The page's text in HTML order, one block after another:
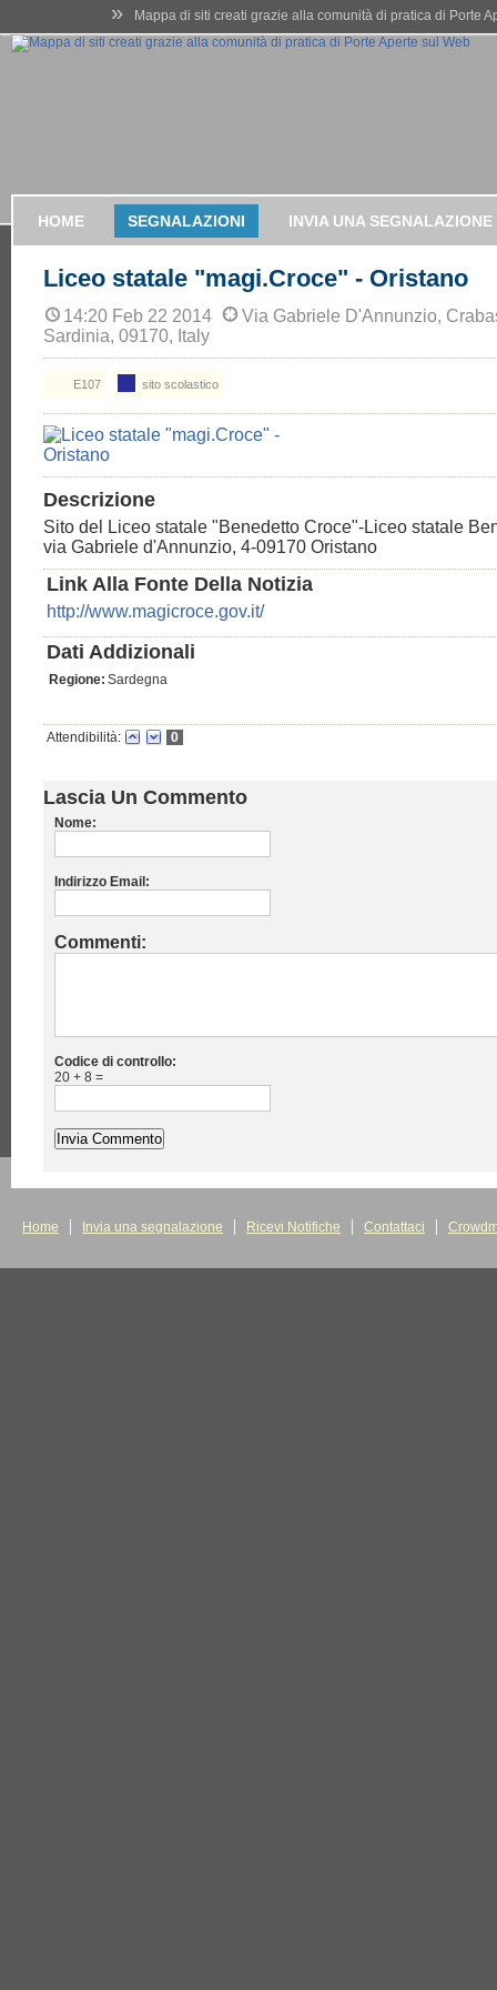
» Mappa di siti creati grazie alla comunità di pratica di Porte
HOME SEGNALAZIONI INVIA UNA SEGNALAZIONE
Liceo statale "magi.Croce" - Oristano
14:20 Feb 22 2014
Via Gabriele D'Annunzio,
Sardinia, 09170, Italy
E107 sito scolastico
Descrizione
Sito del Liceo statale "Benedetto Croce"-Liceo statale
via Gabriele d'Annunzio, 4-09170 Oristano
Link Alla Fonte Della Notizia
http://www.magicroce.gov.it/
Dati Addizionali
Regione: Sardegna
Attendibilità: 0
Lascia Un Commento
Nome:
Indirizzo Email:
Commenti:
Codice di controllo:
20 + 8 =
Home Invia una segnalazione Ricevi Notifiche Contattaci